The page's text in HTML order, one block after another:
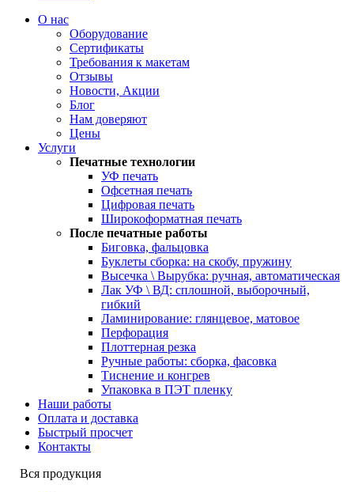
О нас
Оборудование
Сертификаты
Требования к макетам
Отзывы
Новости, Акции
Блог
Нам доверяют
Цены
Услуги
Печатные технологии
УФ печать
Офсетная печать
Цифровая печать
Широкоформатная печать
После печатные работы
Биговка, фальцовка
Буклеты сборка: на скобу, пружину
Высечка \ Вырубка: ручная, автоматическая
Лак УФ \ ВД: сплошной, выборочный,
гибкий
Ламинирование: глянцевое, матовое
Перфорация
Плоттерная резка
Ручные работы: сборка, фасовка
Тиснение и конгрев
Упаковка в ПЭТ пленку
Наши работы
Оплата и доставка
Быстрый просчет
Контакты
Вся продукция